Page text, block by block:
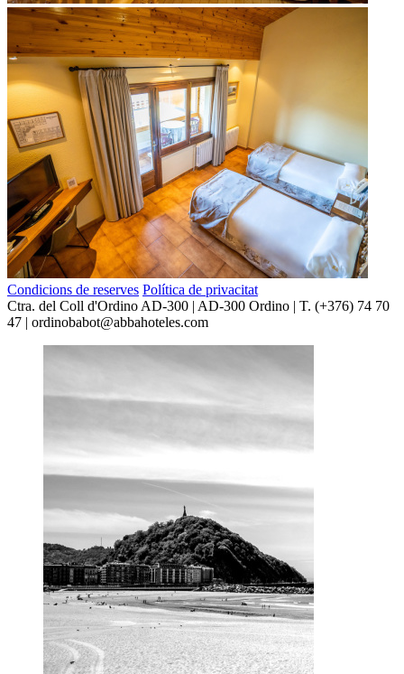
Condicions de reserves Política de privacitat
Ctra. del Coll d'Ordino AD-300 | AD-300 Ordino | T. (+376) 74 70
47 | ordinobabot@abbahoteles.com